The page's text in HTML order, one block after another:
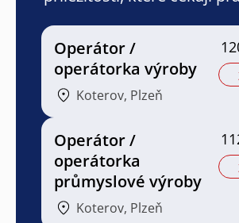
Operátor /
operátorka výroby
Koterov, Plzeň
Operátor /
operátorka
průmyslové výroby
Koterov, Plzeň